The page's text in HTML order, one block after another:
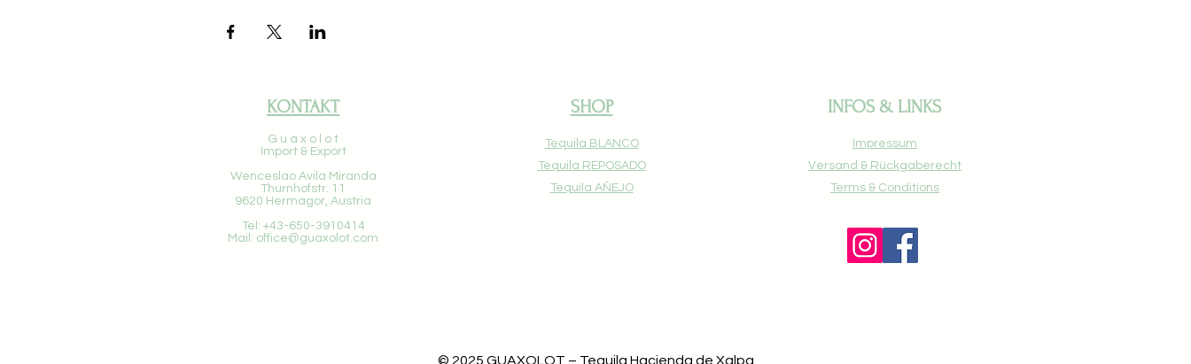
KONTAKT
G u a x o l o t
Import & Export
Wenceslao Avila Miranda
Thurnhofstr. 11
9620 Hermagor, Austria
Tel: +43-650-3910414
Mail: office@guaxolot.com
SHOP
Tequila BLANCO
Tequila R EPOSADO
Tequila AÑ EJO
INFOS & LINKS
Impressum
Versand & Rückgaberecht
Terms & Conditions
© 2025 GUAXOLOT – Tequila Hacienda de Xalpa